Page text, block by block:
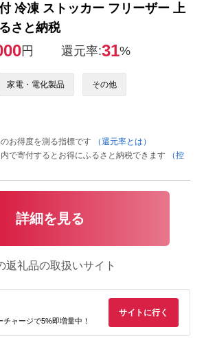
冷凍 ストッカー フリーザー 上
さと納税
円 還元率:31%
家電・電化製品 その他
お得度を測る指標です
（還元率とは）
で寄付するとお得にふるさと納税できます
（控
詳細を見る
返礼品の取扱いサイト
ャージで5%即増量中！
サイトに行く